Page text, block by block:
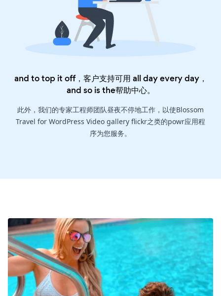
and to top it off，客户支持可用 all day every day，
and so is the帮助中心。
此外，我们的专家工程师团队昼夜不停地工作，以使Blossom
Travel for WordPress Video gallery flickr之类的powr应用程
序为您服务。